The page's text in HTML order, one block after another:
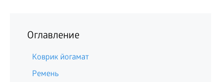
Оглавление
Коврик йогамат
Ремень